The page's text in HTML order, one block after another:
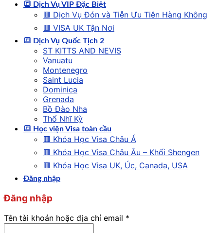
🔳 Dịch Vụ VIP Đặc Biệt
🟥 Dịch Vụ Đón và Tiễn Ưu Tiên Hàng Không
🟥 VISA UK Tận Nơi
🔳 Dịch Vụ Quốc Tịch 2
ST KITTS AND NEVIS
Vanuatu
Montenegro
Saint Lucia
Dominica
Grenada
Bồ Đào Nha
Thổ Nhĩ Kỳ
🔳 Học viện Visa toàn cầu
🟥 Khóa Học Visa Châu Á
🟥 Khóa Học Visa Châu Âu – Khối Shengen
🟥 Khóa Học Visa UK, Úc, Canada, USA
Đăng nhập
Đăng nhập
Tên tài khoản hoặc địa chỉ email *